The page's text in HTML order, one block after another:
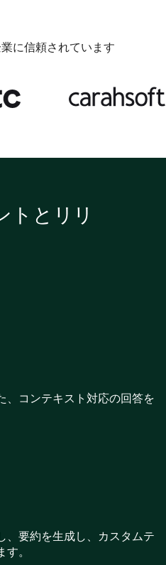
に信頼されています
トとリリ
、コンテキスト対応の回答を
、要約を生成し、カスタムテ
。